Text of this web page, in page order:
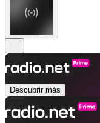
Descubrir más